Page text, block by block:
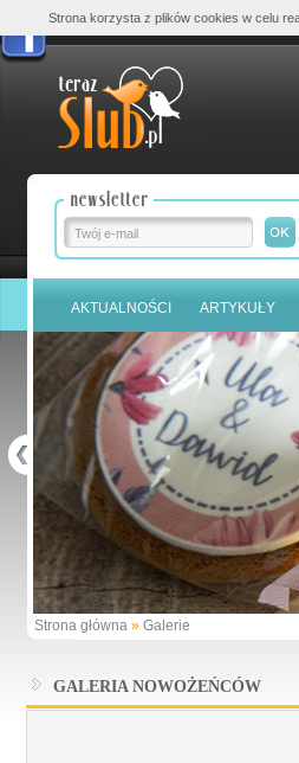
AKTUALNOŚCI ARTYKUŁY
Strona główna » Galerie
GALERIA NOWOŻEŃCÓW
Strona korzysta z plików cookies w celu